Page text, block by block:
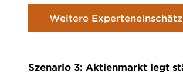
Weitere
Szenario 3: Aktienmarkt legt